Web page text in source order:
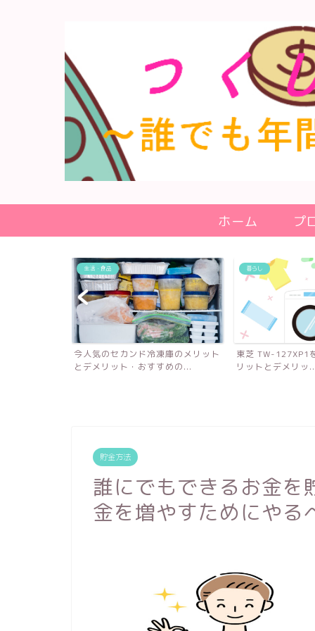
ホーム プ
暮らし
東芝 TW-127XP1を使って感じたメ
リットとデメリッ...
暮らし
マネーフォワード
貯金方法
誰にでもできるお金
金を増やすためにやる